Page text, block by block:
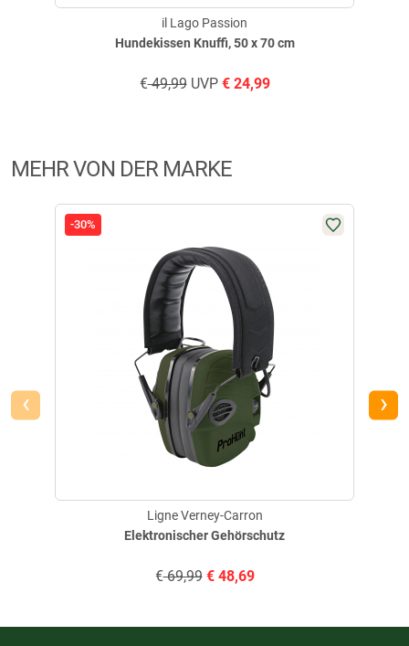
Hundekissen Knuffi, 50 x 70 cm
il Lago Passion
€49,99UVP €24,99
MEHR VON DER MARKE
-30%
Elektronischer Gehörschutz
Ligne Verney-Carron
€69,99 €48,69
‹ ›